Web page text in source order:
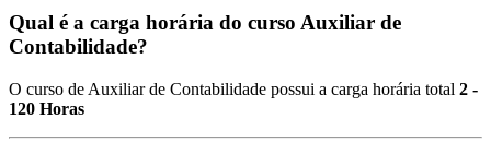
Qual é a carga horária do curso Auxiliar de
Contabilidade?
O curso de Auxiliar de Contabilidade possui a carga horária total 2 -
120 Horas